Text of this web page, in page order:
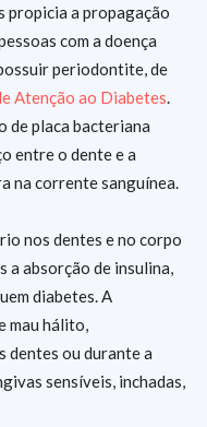
propicia a propagação
com a doença
periodontite, de
Atenção ao Diabetes.
de placa bacteriana
entre o dente e a
na corrente sanguínea.
nos dentes e no corpo
a absorção de insulina,
diabetes. A
mau hálito,
dentes ou durante a
sensíveis, inchadas,